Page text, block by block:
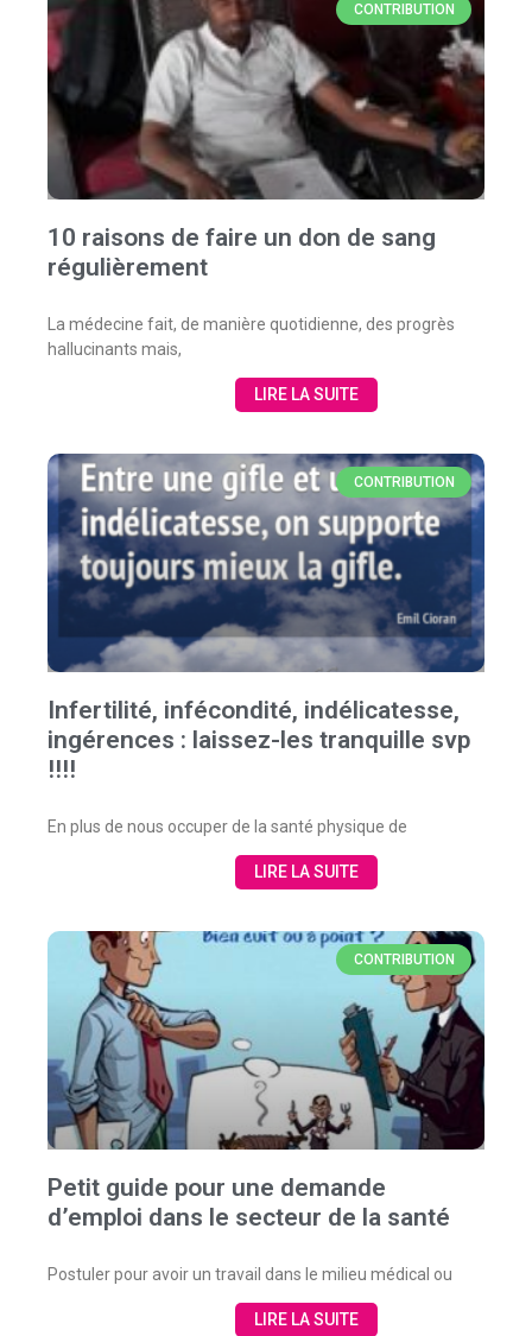
CONTRIBUTION
10 raisons de faire un don de sang
régulièrement
La médecine fait, de manière quotidienne, des progrès
hallucinants mais,
LIRE LA SUITE
CONTRIBUTION
Infertilité, infécondité, indélicatesse,
ingérences : laissez-les tranquille svp
!!!!
En plus de nous occuper de la santé physique de
LIRE LA SUITE
CONTRIBUTION
Petit guide pour une demande
d’emploi dans le secteur de la santé
Postuler pour avoir un travail dans le milieu médical ou
LIRE LA SUITE